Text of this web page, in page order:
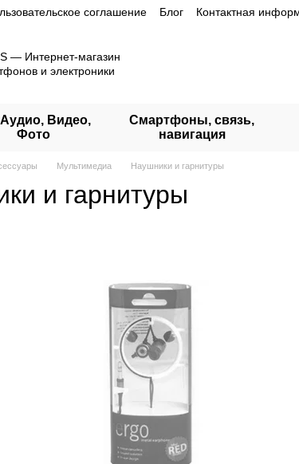
соглашение Блог Контактная
Видео,
Фото
Смартфоны, связь,
навигация
Мультимедиа Наушники и гарнитуры
и гарнитуры